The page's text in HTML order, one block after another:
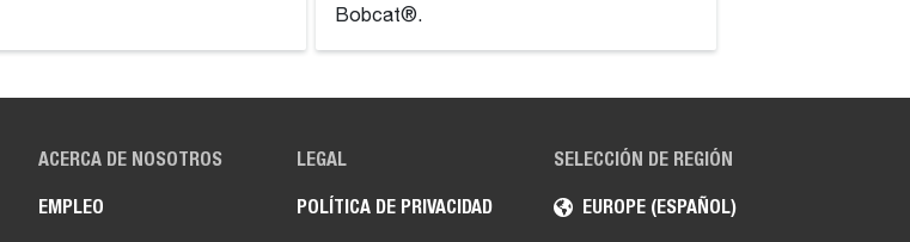
Bobcat®.
SELECCIÓN DE REGIÓN
EUROPE (ESPAÑOL)
ACERCA DE NOSOTROS
EMPLEO
LEGAL
POLÍTICA DE PRIVACIDAD